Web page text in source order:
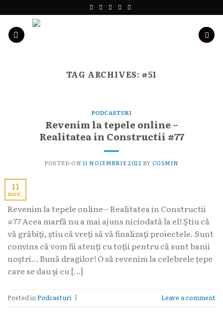
to
content
TAG ARCHIVES: #51
PODCASTURI
Revenim la tepele online –
Realitatea in Constructii #77
POSTED ON 11 NOIEMBRIE 2022 BY COSMIN
11
nov.
Revenim la tepele online – Realitatea in Constructii
#77 Acea marfă nu a mai ajuns niciodată la el! Știu că
vă grăbiți, știu că vreți să vă finalizați proiectele. Sunt
convins că vom fii atenți cu toții pentru că sunt banii
noștri… Bună dragilor! O să revenim la celebrele țepe
care se dau și cu […]
Posted inPodcasturi | Leave a comment